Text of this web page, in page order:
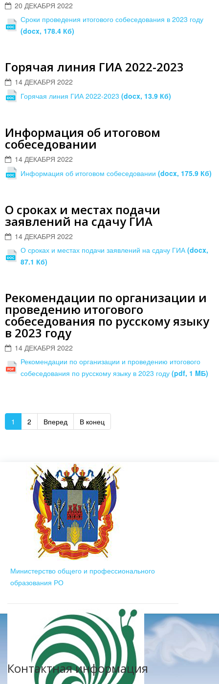
20 ДЕКАБРЯ 2022
Сроки проведения итогового собеседования в 2023 году
(docx, 178.4 Кб)
Горячая линия ГИА 2022-2023
14 ДЕКАБРЯ 2022
Горячая линия ГИА 2022-2023 (docx, 13.9 Кб)
Информация об итоговом
собеседовании
14 ДЕКАБРЯ 2022
Информация об итоговом собеседовании (docx, 175.9 Кб)
О сроках и местах подачи
заявлений на сдачу ГИА
14 ДЕКАБРЯ 2022
О сроках и местах подачи заявлений на сдачу ГИА(docx,
87.1 Кб)
Рекомендации по организации и
проведению итогового
собеседования по русскому языку
в 2023 году
14 ДЕКАБРЯ 2022
Рекомендации по организации и проведению итогового
собеседования по русскому языку в 2023 году (pdf, 1 MБ)
1 2 Вперед В конец
Министерство общего и профессионального
образования РО
Контактная информация